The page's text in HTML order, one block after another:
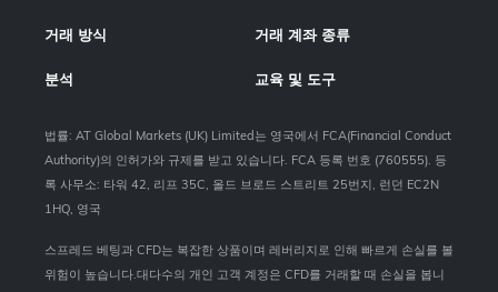
거래 방식 거래 계좌 종류
분석 교육 및 도구
법률: AT Global Markets (UK) Limited는 영국에서 FCA(Financial Conduct
Authority)의 인허가와 규제를 받고 있습니다. FCA 등록 번호 (760555). 등
록 사무소: 타워 42, 리프 35C, 올드 브로드 스트리트 25번지, 런던 EC2N
1HQ, 영국
스프레드 베팅과 CFD는 복잡한 상품이며 레버리지로 인해 빠르게 손실를 볼
위험이 높습니다.대다수의 개인 고객 계정은 CFD를 거래할 때 손실을 봅니